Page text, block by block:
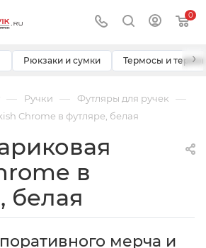
0
Рюкзаки и сумки Термосы и ›
— Ручки — Футляры для ручек —
Chrome в футляре, белая
в
белая
мерча и